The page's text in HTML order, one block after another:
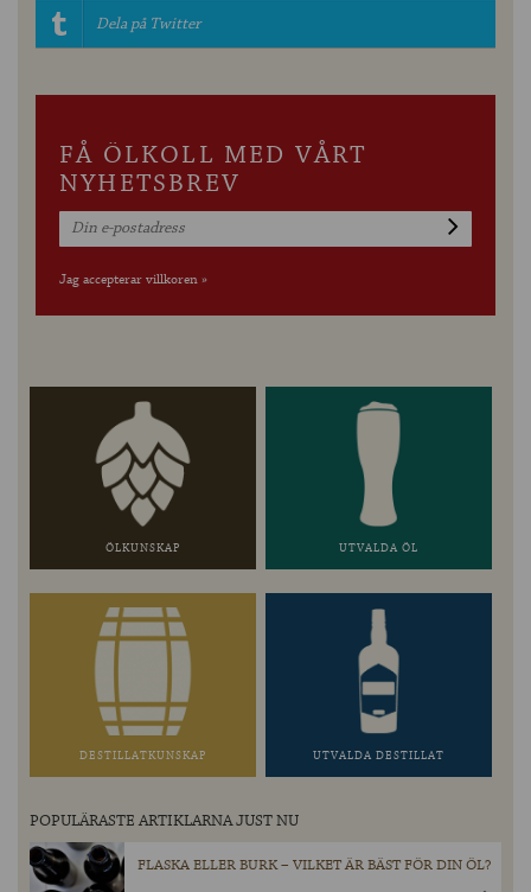
Dela på Twitter
FÅ ÖLKOLL MED VÅRT
NYHETSBREV
Jag accepterar villkoren »
ÖLKUNSKAP UTVALDA ÖL
DESTILLATKUNSKAP UTVALDA DESTILLAT
POPULÄRASTE ARTIKLARNA JUST NU
FLASKA ELLER BURK – VILKET ÄR BÄST FÖR DIN ÖL?